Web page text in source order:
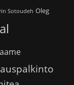
Sotoudeh Oleg